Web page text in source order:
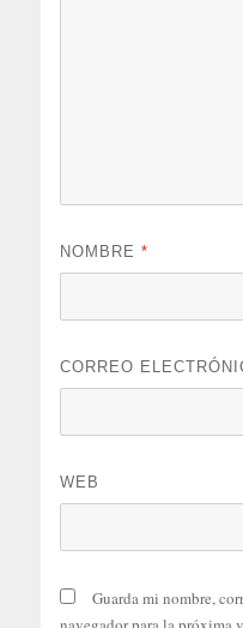
NOMBRE*
CORREO
WEB
Guarda mi nombre,